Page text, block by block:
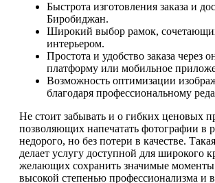
Быстрота изготовления заказа и
Биробиджан.
Широкий выбор рамок,
интерьером.
Простота и удобство заказа через
платформу или мобильное
Возможность оптимизации
благодаря профессиональному
Не стоит забывать и о гибких ценовых
позволяющих напечатать фотографии в
недорого, но без потери в качестве.
делает услугу доступной для широкого
желающих сохранить значимые
высокой степенью профессионализма и